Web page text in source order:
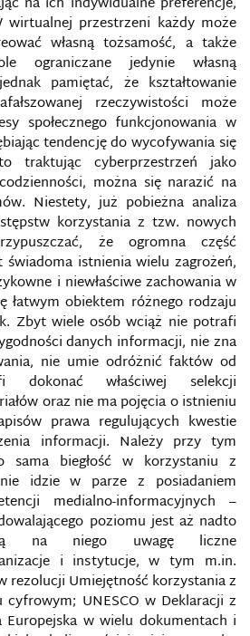
wirtualnej przestrzeni każdy może
własną tożsamość, a także
ograniczane jedynie własną
pamiętać, że kształtowanie
rzeczywistości może
społecznego funkcjonowania w
tendencję do wycofywania się
traktując cyberprzestrzeń jako
można się narazić na
Niestety, już pobieżna analiza
korzystania z tzw. nowych
że ogromna część
świadoma istnienia wielu zagrożeń,
i niewłaściwe zachowania w
łatwym obiektem różnego rodzaju
Zbyt wiele osób wciąż nie potrafi
danych informacji, nie zna
nie umie odróżnić faktów od
właściwej selekcji
oraz nie ma pojęcia o istnieniu
prawa regulujących kwestie
informacji. Należy przy tym
sama biegłość w korzystaniu z
idzie w parze z posiadaniem
medialno-informacyjnych –
poziomu jest aż nadto
na niego uwagę liczne
i instytucje, w tym m.in.
rezolucji Umiejętność korzystania z
UNESCO w Deklaracji z
w wielu dokumentach i
I
OCHRONIE
SYSTEMOM
WIARYGODNOŚCI
INFORMACJI
I RADIO SWOBODA
MEDIALNEJ W WOJNACH